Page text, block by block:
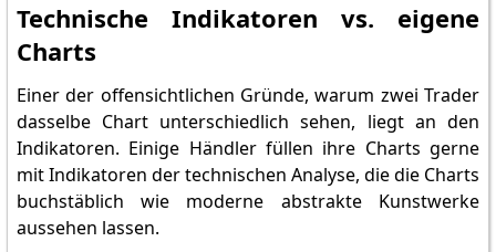
Technische Indikatoren vs. eigene
Charts
Einer der offensichtlichen Gründe, warum zwei Trader
dasselbe Chart unterschiedlich sehen, liegt an den
Indikatoren. Einige Händler füllen ihre Charts gerne
mit Indikatoren der technischen Analyse, die die Charts
buchstäblich wie moderne abstrakte Kunstwerke
aussehen lassen.